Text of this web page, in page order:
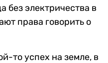
без электричества в
права говорить о
то успех на земле, в